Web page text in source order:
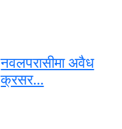
नवलपरासीमा अवैध
क्रसर...